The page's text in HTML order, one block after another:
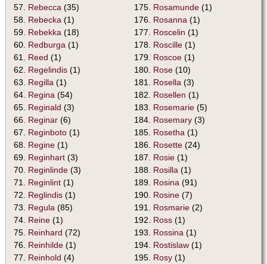
57. Rebecca (35)
58. Rebecka (1)
59. Rebekka (18)
60. Redburga (1)
61. Reed (1)
62. Regelindis (1)
63. Regilla (1)
64. Regina (54)
65. Reginald (3)
66. Reginar (6)
67. Reginboto (1)
68. Regine (1)
69. Reginhart (3)
70. Reginlinde (3)
71. Reginlint (1)
72. Reglindis (1)
73. Regula (85)
74. Reine (1)
75. Reinhard (72)
76. Reinhilde (1)
77. Reinhold (4)
175. Rosamunde (1)
176. Rosanna (1)
177. Roscelin (1)
178. Roscille (1)
179. Roscoe (1)
180. Rose (10)
181. Rosella (3)
182. Rosellen (1)
183. Rosemarie (5)
184. Rosemary (3)
185. Rosetha (1)
186. Rosette (24)
187. Rosie (1)
188. Rosilla (1)
189. Rosina (91)
190. Rosine (7)
191. Rosmarie (2)
192. Ross (1)
193. Rossina (1)
194. Rostislaw (1)
195. Rosy (1)